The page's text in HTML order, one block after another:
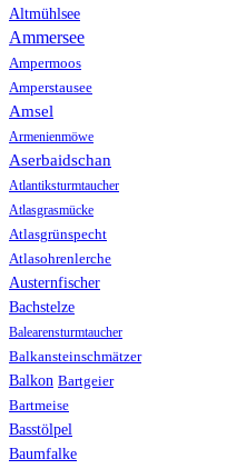
Altmühlsee
Ammersee
Ampermoos
Amperstausee
Amsel
Armenienmöwe
Aserbaidschan
Atlantiksturmtaucher
Atlasgrasmücke
Atlasgrünspecht
Atlasohrenlerche
Austernfischer
Bachstelze
Balearensturmtaucher
Balkansteinschmätzer
Balkon Bartgeier
Bartmeise
Basstölpel
Baumfalke